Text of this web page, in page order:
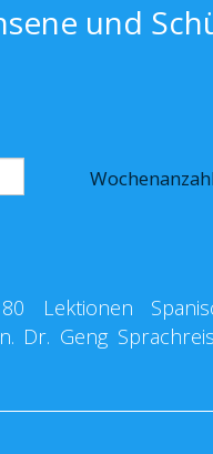
und
Wochenanzahl
Lektionen
Dr. Geng